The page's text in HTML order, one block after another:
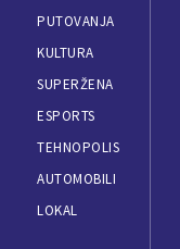
PUTOVANJA
KULTURA
SUPERŽENA
ESPORTS
TEHNOPOLIS
AUTOMOBILI
LOKAL